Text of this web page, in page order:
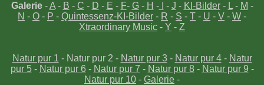
Galerie-A- B - C - D - E - F- G- H -I - J - KI-Bilder- L- M -
N - O - P - Quintessenz-KI-Bilder - R - S - T - U - V - W -
Xtraordinary Music - Y - Z
Natur pur 1 - Natur pur 2 - Natur pur 3- Natur pur 4- Natur
pur 5- Natur pur 6 - Natur pur 7 - Natur pur 8- Natur pur 9 -
Natur pur 10 - Galerie -